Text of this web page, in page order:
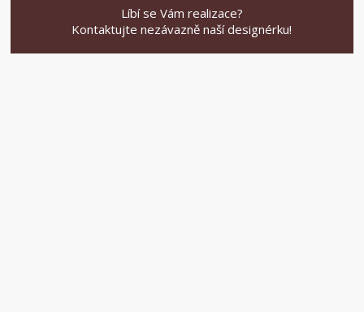
Líbí se Vám realizace?
Kontaktujte nezávazně naší designérku!